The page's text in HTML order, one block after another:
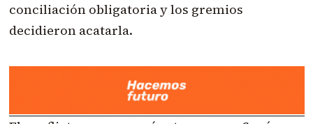
conciliación obligatoria y los gremios
decidieron acatarla.